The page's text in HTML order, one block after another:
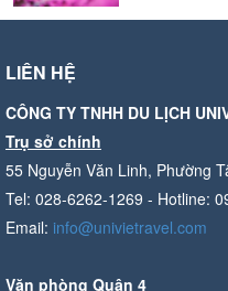
LIÊN HỆ
CÔNG TY TNHH DU LỊCH
Trụ sở chính
55 Nguyễn Văn Linh, Phường
Tel: 028-6262-1269 - Hotline:
Email: info@univietravel.com
Văn phòng Quận 4